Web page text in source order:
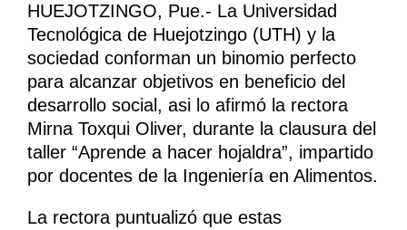
HUEJOTZINGO, Pue.- La Universidad
Tecnológica de Huejotzingo (UTH) y la
sociedad conforman un binomio perfecto
para alcanzar objetivos en beneficio del
desarrollo social, asi lo afirmó la rectora
Mirna Toxqui Oliver, durante la clausura del
taller “Aprende a hacer hojaldra”, impartido
por docentes de la Ingeniería en Alimentos.
La rectora puntualizó que estas